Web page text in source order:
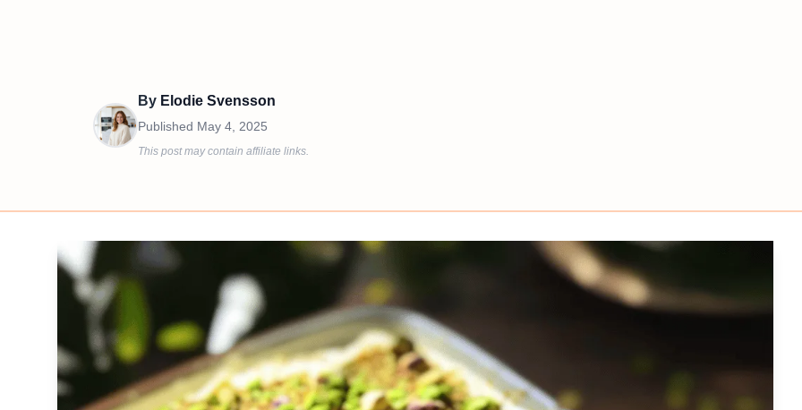
By Elodie Svensson
Published May 4, 2025
This post may contain affiliate links.